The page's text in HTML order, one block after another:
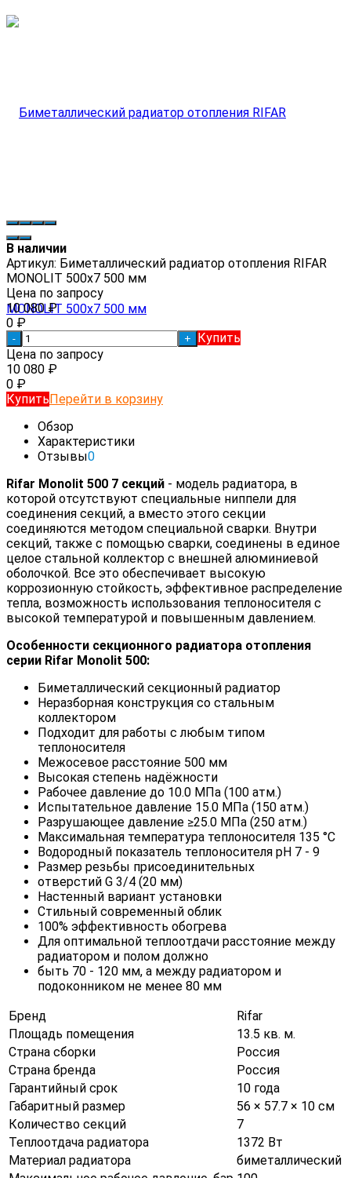
В наличии
Артикул: Биметаллический радиатор отопления RIFAR
MONOLIT 500x7 500 мм
Цена по запросу
10 080₽
0 ₽
- +
Купить
Цена по запросу
10 080 ₽
0 ₽
КупитьПерейти в корзину
Обзор
Характеристики
Отзывы0
Rifar Monolit 500 7 секций - модель радиатора, в
которой отсутствуют специальные ниппели для
соединения секций, а вместо этого секции
соединяются методом специальной сварки. Внутри
секций, также с помощью сварки, соединены в единое
целое стальной коллектор с внешней алюминиевой
оболочкой. Все это обеспечивает высокую
коррозионную стойкость, эффективное распределение
тепла, возможность использования теплоносителя с
высокой температурой и повышенным давлением.
Особенности секционного радиатора отопления
серии Rifar Monolit 500:
Биметаллический секционный радиатор
Неразборная конструкция со стальным
коллектором
Подходит для работы с любым типом
теплоносителя
Межосевое расстояние 500 мм
Высокая степень надёжности
Рабочее давление до 10.0 МПа (100 атм.)
Испытательное давление 15.0 МПа (150 атм.)
Разрушающее давление ≥25.0 МПа (250 атм.)
Максимальная температура теплоносителя 135 °C
Водородный показатель теплоносителя рН 7 - 9
Размер резьбы присоединительных
отверстий G 3/4 (20 мм)
Настенный вариант установки
Стильный современный облик
100% эффективность обогрева
Для оптимальной теплоотдачи расстояние между
радиатором и полом должно
быть 70 - 120 мм, а между радиатором и
подоконником не менее 80 мм
Бренд
Rifar
Площадь помещения
13.5 кв. м.
Страна сборки
Россия
Страна бренда
Россия
Гарантийный срок
10 года
Габаритный размер
56 × 57.7 × 10 см
Количество секций
7
Теплоотдача радиатора
1372 Вт
Материал радиатора
биметаллический